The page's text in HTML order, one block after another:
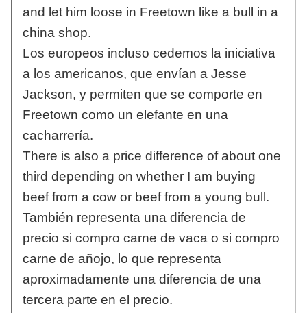
and let him loose in Freetown like a bull in a
china shop.
Los europeos incluso cedemos la iniciativa
a los americanos, que envían a Jesse
Jackson, y permiten que se comporte en
Freetown como un elefante en una
cacharrería.
There is also a price difference of about one
third depending on whether I am buying
beef from a cow or beef from a young bull.
También representa una diferencia de
precio si compro carne de vaca o si compro
carne de añojo, lo que representa
aproximadamente una diferencia de una
tercera parte en el precio.